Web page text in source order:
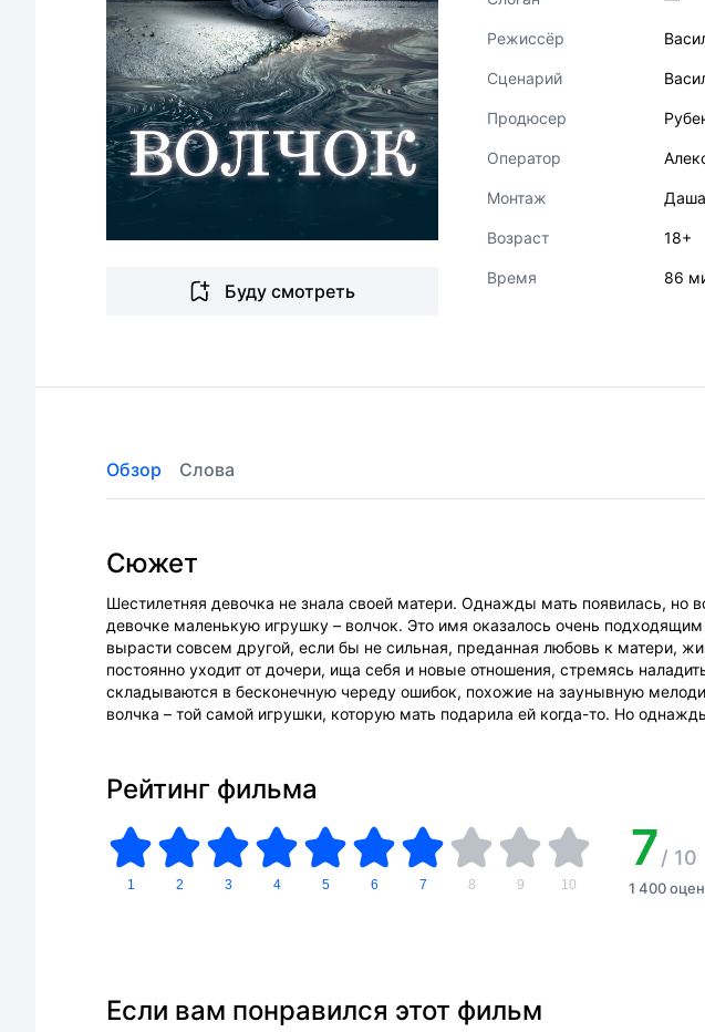
Буду смотреть
Режиссёр
Сценарий
Продюсер
Оператор
Монтаж
Возраст 18+
Время 86
Обзор Слова
Сюжет
Шестилетняя девочка не знала своей матери. Однажды мать появилась, но
девочке маленькую игрушку – волчок. Это имя оказалось очень
вырасти совсем другой, если бы не сильная, преданная любовь к матери,
постоянно уходит от дочери, ища себя и новые отношения, стремясь
складываются в бесконечную череду ошибок, похожие на заунывную
волчка – той самой игрушки, которую мать подарила ей когда-то. Но
Рейтинг фильма
1 2 3 4 5 6 7 8 9 10
7/ 10
1 400
Если вам понравился этот фильм